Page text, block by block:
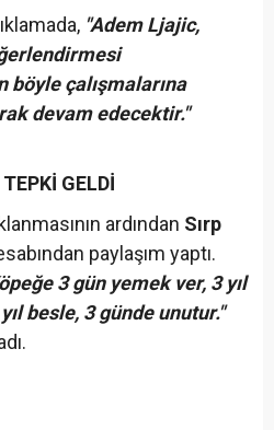
"Adem Ljajic,
böyle çalışmalarına
devam edecektir."
GELDİ
ardından Sırp
paylaşım yaptı.
3 gün yemek ver, 3 yıl
besle, 3 günde unutur."